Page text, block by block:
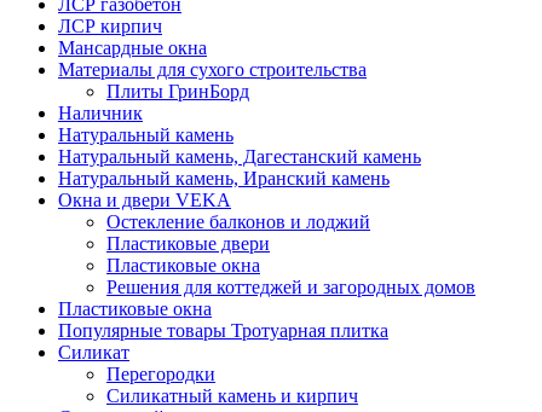
ЛСР кирпич
Мансардные окна
Материалы для сухого строительства
Плиты ГринБорд
Наличник
Натуральный камень
Натуральный камень, Дагестанский камень
Натуральный камень, Иранский камень
Окна и двери VEKA
Остекление балконов и лоджий
Пластиковые двери
Пластиковые окна
Решения для коттеджей и загородных домов
Пластиковые окна
Популярные товары Тротуарная плитка
Силикат
Перегородки
Силикатный камень и кирпич